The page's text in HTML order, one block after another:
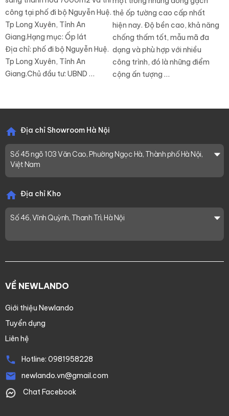
công tại phố đi bộ Nguyễn Huệ.
Tp Long Xuyên, Tỉnh An
Giang.Hạng mục: Ốp lát
Địa chỉ: phố đi bộ Nguyễn Huệ.
Tp Long Xuyên, Tỉnh An
Giang.Chủ đầu tư: UBND …
thẻ ốp tường cao cấp nhất
hiện nay. Độ bền cao, khả năng
chống thấm tốt, mẫu mã đa
dạng và phù hợp với nhiều
công trình, đó là những điểm
cộng ấn tượng …
Địa chỉ Showroom Hà Nội
Số 45 ngõ 103 Văn Cao, Phường Ngọc Hà, Thành phố Hà Nội,
Việt Nam
Địa chỉ Kho
Số 46, Vĩnh Quỳnh, Thanh Trì, Hà Nội
VỀ NEWLANDO
Giới thiệu Newlando
Tuyển dụng
Liên hệ
Hotline: 0981958228
newlando.vn@gmail.com
Chat Facebook